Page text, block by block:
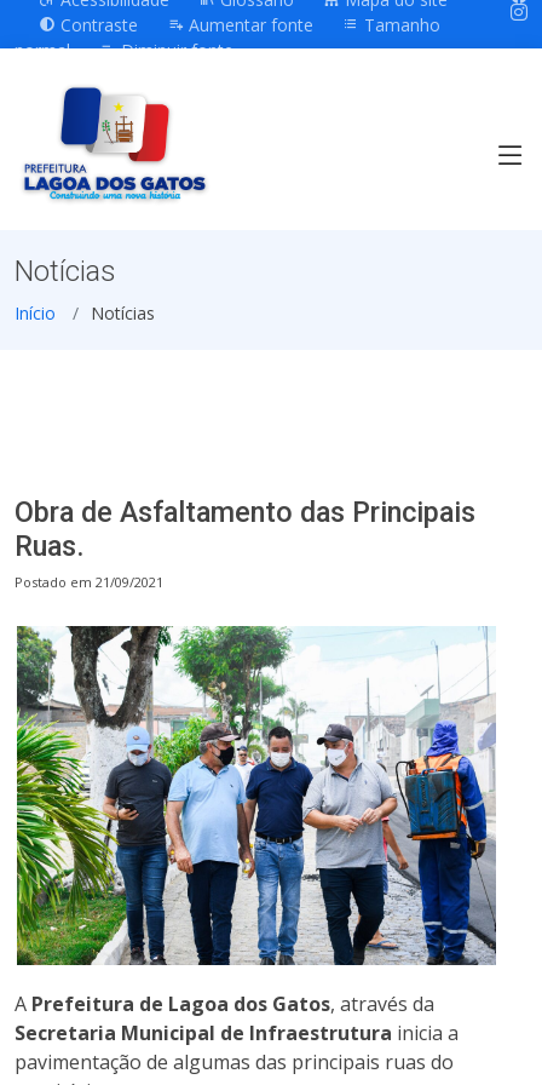
Contraste
Aumentar fonte
Tamanho
normal
Diminuir fonte
Notícias
Início Notícias
Obra de Asfaltamento das Principais
Ruas.
Postado em 21/09/2021
A Prefeitura de Lagoa dos Gatos, através da
Secretaria Municipal de Infraestrutura inicia a
pavimentação de algumas das principais ruas do